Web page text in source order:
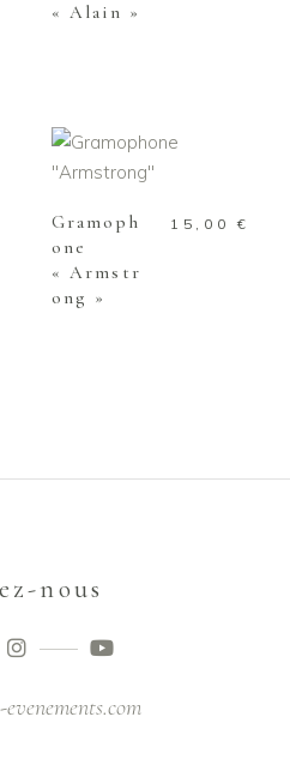
« Alain »
AJOUTER AU
PANIER
Gramoph
one
« Armstr
ong »
15,00 €
nous